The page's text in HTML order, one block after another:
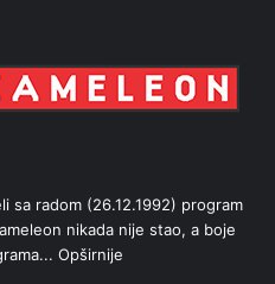
sa radom (26.12.1992) program
nikada nije stao, a boje
Opširnije